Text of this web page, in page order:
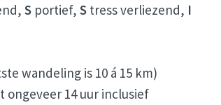
S portief, S tress verliezend, I
wandeling is 10 á 15 km)
ongeveer 14 uur inclusief